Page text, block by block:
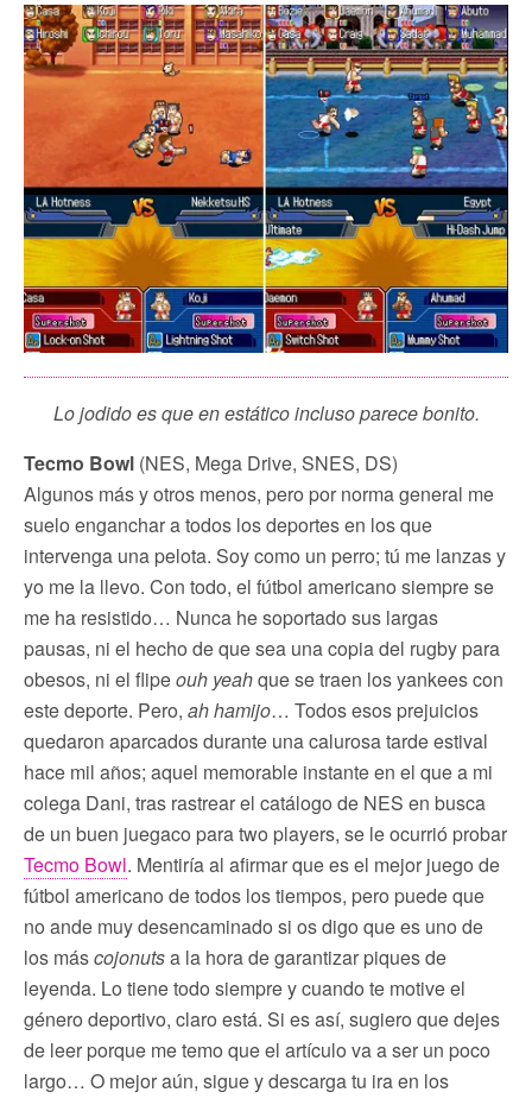
Lo jodido es que en estático incluso parece bonito.
Tecmo Bowl (NES, Mega Drive, SNES, DS)
Algunos más y otros menos, pero por norma general me
suelo enganchar a todos los deportes en los que
intervenga una pelota. Soy como un perro; tú me lanzas y
yo me la llevo. Con todo, el fútbol americano siempre se
me ha resistido… Nunca he soportado sus largas
pausas, ni el hecho de que sea una copia del rugby para
obesos, ni el flipeouh yeahque se traen los yankees con
este deporte. Pero, ah hamijo… Todos esos prejuicios
quedaron aparcados durante una calurosa tarde estival
hace mil años; aquel memorable instante en el que a mi
colega Dani, tras rastrear el catálogo de NES en busca
de un buen juegaco para two players, se le ocurrió probar
Tecmo Bowl. Mentiría al afirmar que es el mejor juego de
fútbol americano de todos los tiempos, pero puede que
no ande muy desencaminado si os digo que es uno de
los máscojonutsa la hora de garantizar piques de
leyenda. Lo tiene todo siempre y cuando te motive el
género deportivo, claro está. Si es así, sugiero que dejes
de leer porque me temo que el artículo va a ser un poco
largo… O mejor aún, sigue y descarga tu ira en los